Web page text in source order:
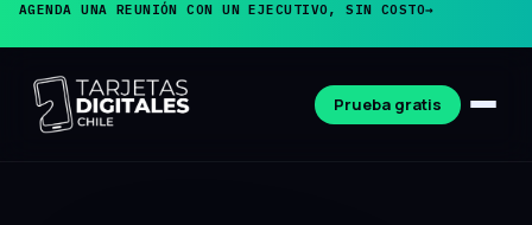
AGENDA UNA REUNIÓN CON UN EJECUTIVO, SIN COSTO→
Prueba gratis